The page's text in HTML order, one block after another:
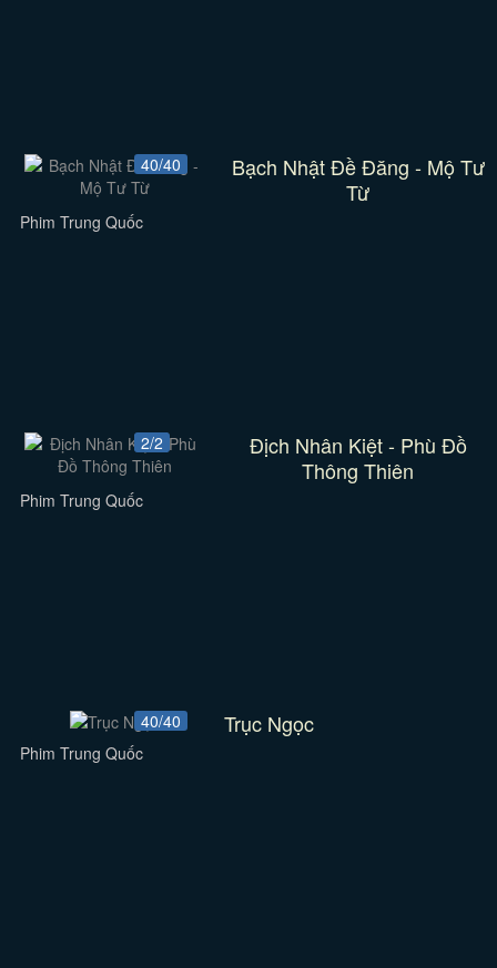
40/40
Bạch Nhật Đề Đăng - Mộ Tư
Từ
Phim Trung Quốc
2/2
Địch Nhân Kiệt - Phù Đồ
Thông Thiên
Phim Trung Quốc
40/40 Trục Ngọc
Phim Trung Quốc